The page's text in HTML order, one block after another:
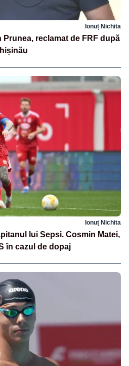
Ionuț Nichita
reclamat de FRF după
Ionuț Nichita
lui Sepsi. Cosmin Matei,
în cazul de dopaj